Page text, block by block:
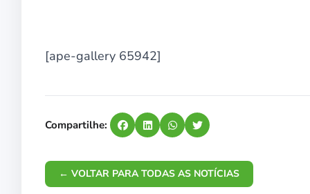
[ape-gallery 65942]
Compartilhe:
← VOLTAR PARA TODAS AS NOTÍCIAS